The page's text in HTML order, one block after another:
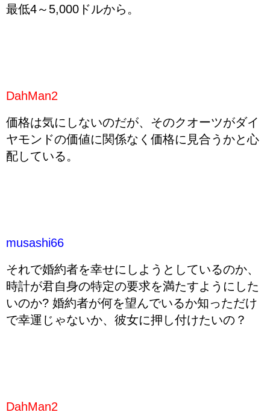
最低4～5,000ドルから。
DahMan2
価格は気にしないのだが、そのクオーツがダイ
ヤモンドの価値に関係なく価格に見合うかと心
配している。
musashi66
それで婚約者を幸せにしようとしているのか、
時計が君自身の特定の要求を満たすようにした
いのか? 婚約者が何を望んでいるか知っただけ
で幸運じゃないか、彼女に押し付けたいの？
DahMan2